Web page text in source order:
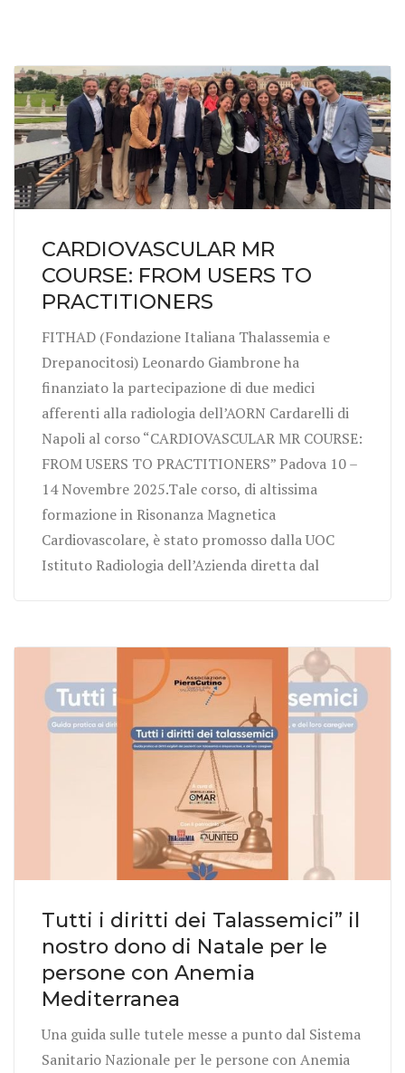
CARDIOVASCULAR MR
COURSE: FROM USERS TO
PRACTITIONERS
FITHAD (Fondazione Italiana Thalassemia e
Drepanocitosi) Leonardo Giambrone ha
finanziato la partecipazione di due medici
afferenti alla radiologia dell’AORN Cardarelli di
Napoli al corso “CARDIOVASCULAR MR COURSE:
FROM USERS TO PRACTITIONERS” Padova 10 –
14 Novembre 2025.Tale corso, di altissima
formazione in Risonanza Magnetica
Cardiovascolare, è stato promosso dalla UOC
Istituto Radiologia dell’Azienda diretta dal
Tutti i diritti dei Talassemici” il
nostro dono di Natale per le
persone con Anemia
Mediterranea
Una guida sulle tutele messe a punto dal Sistema
Sanitario Nazionale per le persone con Anemia